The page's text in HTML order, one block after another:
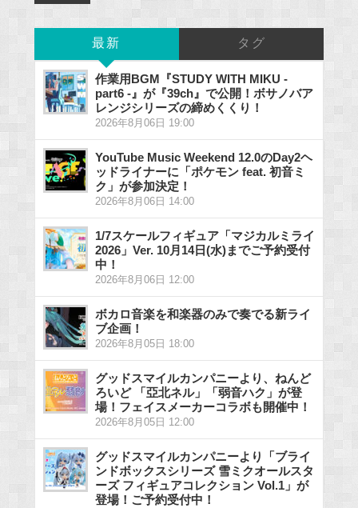
最新 タグ
作業用BGM『STUDY WITH MIKU -
part6 -』が『39ch』で公開！ボサノバア
レンジシリーズの締めくくり！
2026年8月06日 19:00
YouTube Music Weekend 12.0のDay2ヘ
ッドライナーに「ポケモン feat. 初音ミ
ク」が参加決定！
2026年8月06日 14:00
1/7スケールフィギュア「マジカルミライ
2026」Ver. 10月14日(水)までご予約受付
中！
2026年8月06日 12:00
ボカロ音楽を和楽器のみで奏でる新ライ
ブ企画！
2026年8月05日 18:00
グッドスマイルカンパニーより、ねんど
ろいど 「亞北ネル」「弱音ハク」が登
場！フェイスメーカーコラボも開催中！
2026年8月05日 12:00
グッドスマイルカンパニーより「ブライ
ンドボックスシリーズ 雪ミクオールスタ
ーズ フィギュアコレクション Vol.1」が
登場！ご予約受付中！